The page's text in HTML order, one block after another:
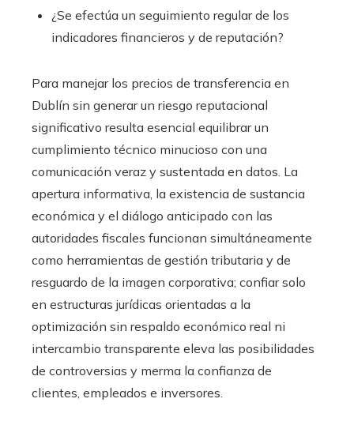
¿Se efectúa un seguimiento regular de los
indicadores financieros y de reputación?
Para manejar los precios de transferencia en
Dublín sin generar un riesgo reputacional
significativo resulta esencial equilibrar un
cumplimiento técnico minucioso con una
comunicación veraz y sustentada en datos. La
apertura informativa, la existencia de sustancia
económica y el diálogo anticipado con las
autoridades fiscales funcionan simultáneamente
como herramientas de gestión tributaria y de
resguardo de la imagen corporativa; confiar solo
en estructuras jurídicas orientadas a la
optimización sin respaldo económico real ni
intercambio transparente eleva las posibilidades
de controversias y merma la confianza de
clientes, empleados e inversores.